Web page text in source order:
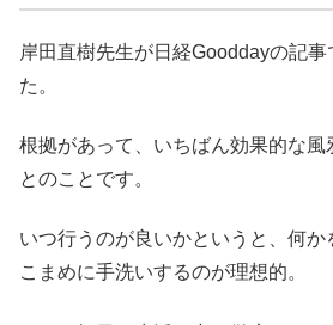
岸田直樹先生が日経Gooddayの記
た。
根拠があって、いちばん効果的な風
とのことです。
いつ行うのが良いかというと、何か
こまめに手洗いするのが理想的。